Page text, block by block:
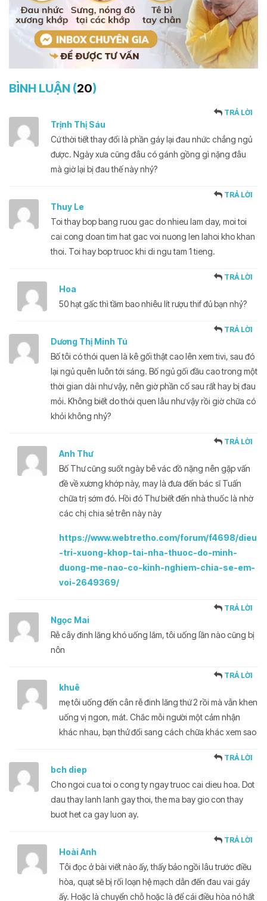
BÌNH LUẬN (20)
Trịnh Thị Sáu
TRẢ LỜI
Cứ thời tiết thay đổi là phần gáy lại đau nhức chẳng ngủ
được. Ngày xưa cũng đâu có gánh gồng gì nặng đâu
mà giờ lại bị đau thế này nhỷ?
Thuy Le
TRẢ LỜI
Toi thay bop bang ruou gac do nhieu lam day, moi toi
cai cong doan tim hat gac voi nuong len lahoi kho khan
thoi. Toi hay bop truoc khi di ngu tam 1 tieng.
Hoa
TRẢ LỜI
50 hạt gấc thì tầm bao nhiêu lít rượu thif đủ bạn nhỷ?
Dương Thị Minh Tú
TRẢ LỜI
Bố tôi có thói quen là kê gối thật cao lên xem tivi, sau đó
lại ngủ quên luôn tới sáng. Bố ngủ gối đầu cao trong một
thời gian dài như vậy, nên giờ phần cổ sau rất hay bị đau
mỏi. Không biết do thói quen lâu như vậy rồi giờ chữa có
khỏi không nhỷ?
Anh Thư
TRẢ LỜI
Bố Thư cũng suốt ngày bê vác đồ nặng nên gặp vấn
đề về xương khớp này, may là đưa đến bác sĩ Tuấn
chữa trị sớm đó. Hồi đó Thư biết đến nhà thuốc là nhờ
các chị chia sẻ trên này này
https://www.webtretho.com/forum/f4698/dieu
-tri-xuong-khop-tai-nha-thuoc-do-minh-
duong-me-nao-co-kinh-nghiem-chia-se-em-
voi-2649369/
Ngọc Mai
TRẢ LỜI
Rễ cây đinh lăng khó uống lắm, tôi uống lần nào cũng bị
nôn
khuê
TRẢ LỜI
mẹ tôi uống đến cân rễ đinh lăng thứ 2 rồi mà vẫn khen
uống vị ngon, mát. Chắc mỗi người một cảm nhận
khác nhau, bạn thử đổi sang cách chữa khác xem sao
bch diep
TRẢ LỜI
Cho ngoi cua toi o cong ty ngay truoc cai dieu hoa. Dot
dau thay lanh lanh gay thoi, the ma bay gio con thay
buot het ca gay luon ay.
Hoài Anh
TRẢ LỜI
Tôi đọc ở bài viết nào ấy, thấy bảo ngồi lâu trước điều
hòa, quạt sẽ bị rối loạn hệ mạch dẫn đến đau vai gáy
ấy. Hoặc là chuyển chỗ hoặc là để cái điều hòa nó hất